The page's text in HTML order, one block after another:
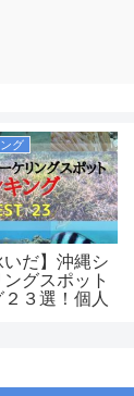
グ
いだ】沖縄シ
グスポット
３選！個人